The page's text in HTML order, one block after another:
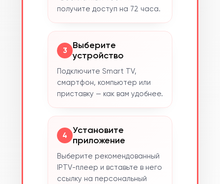
получите доступ на 72 часа.
3
Выберите
устройство
Подключите Smart TV,
смартфон, компьютер или
приставку — как вам удобнее.
4
Установите
приложение
Выберите рекомендованный
IPTV-плеер и вставьте в него
ссылку на персональный